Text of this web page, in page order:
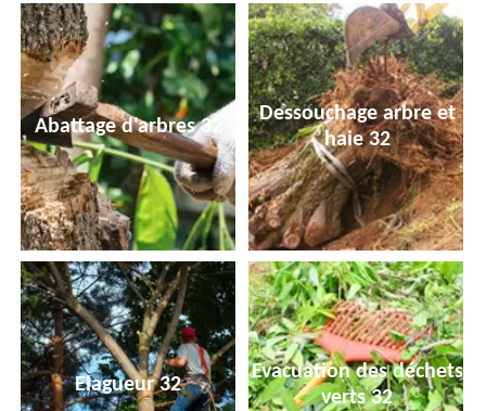
Abattage d'arbres 32
Dessouchage arbre et
haie 32
Elagueur 32
Evacuation des déchets
verts 32